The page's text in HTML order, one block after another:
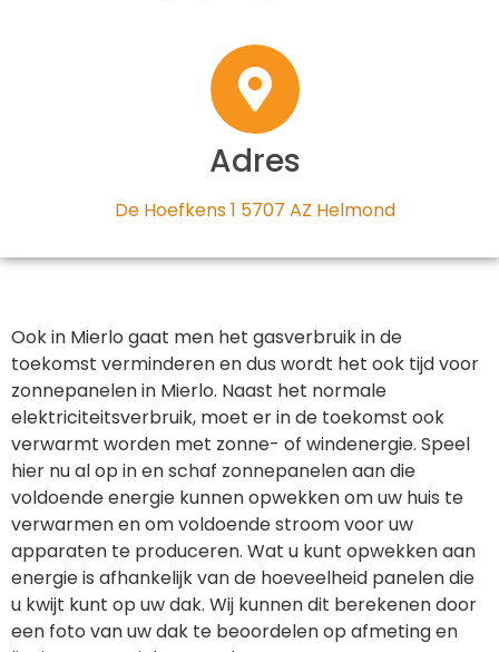
Adres
De Hoefkens 1 5707 AZ Helmond
Ook in Mierlo gaat men het gasverbruik in de
toekomst verminderen en dus wordt het ook tijd voor
zonnepanelen in Mierlo. Naast het normale
elektriciteitsverbruik, moet er in de toekomst ook
verwarmt worden met zonne- of windenergie. Speel
hier nu al op in en schaf zonnepanelen aan die
voldoende energie kunnen opwekken om uw huis te
verwarmen en om voldoende stroom voor uw
apparaten te produceren. Wat u kunt opwekken aan
energie is afhankelijk van de hoeveelheid panelen die
u kwijt kunt op uw dak. Wij kunnen dit berekenen door
een foto van uw dak te beoordelen op afmeting en